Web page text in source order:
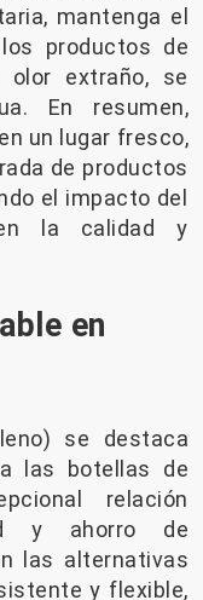
mantenga el
productos de
extraño, se
En resumen,
un lugar fresco,
de productos
el impacto del
en la calidad y
en
se destaca
las botellas de
relación
y ahorro de
las alternativas
y flexible,